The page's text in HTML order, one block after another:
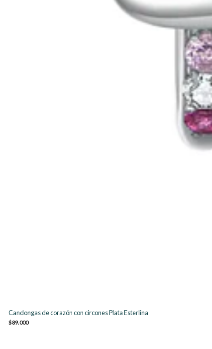
Candongas de corazón con circones Plata Esterlina
$89.000